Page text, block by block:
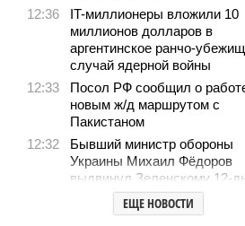
12:36
IT-миллионеры вложили 10
миллионов долларов в
аргентинское ранчо-
случай ядерной войны
12:33
Посол РФ сообщил о
новым ж/д маршрутом с
Пакистаном
12:32
Бывший министр обороны
Украины Михаил Фёдоров
выдвинул Зеленскому 12-
ультиматум
Удары США лишь
ЕЩЕ НОВОСТИ